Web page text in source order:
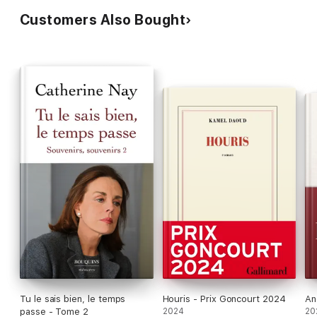
Customers Also Bought
Tu le sais bien, le temps
passe - Tome 2
Houris - Prix Goncourt 2024
2024